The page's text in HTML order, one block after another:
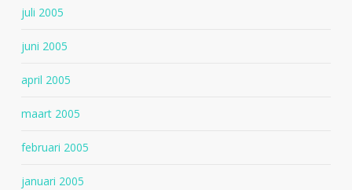
juli 2005
juni 2005
april 2005
maart 2005
februari 2005
januari 2005